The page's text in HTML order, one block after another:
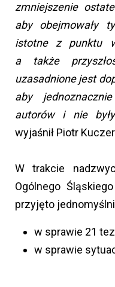
zmniejszenie
aby obejmowały
istotne z punktu
a także
uzasadnione jest
aby
autorów i nie
wyjaśnił Piotr
W trakcie
Ogólnego
przyjęto
w sprawie 21
w sprawie